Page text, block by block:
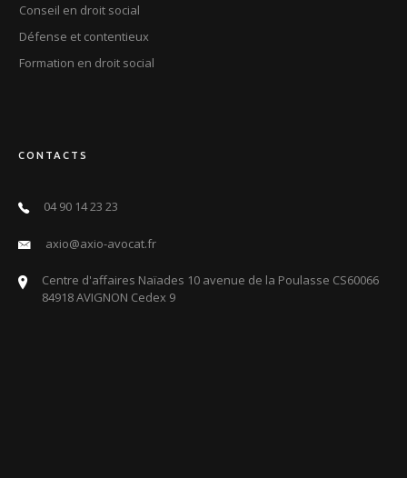
Conseil en droit social
Défense et contentieux
Formation en droit social
CONTACTS
04 90 14 23 23
axio@axio-avocat.fr
Centre d'affaires Naïades 10 avenue de la Poulasse CS60066
84918 AVIGNON Cedex 9